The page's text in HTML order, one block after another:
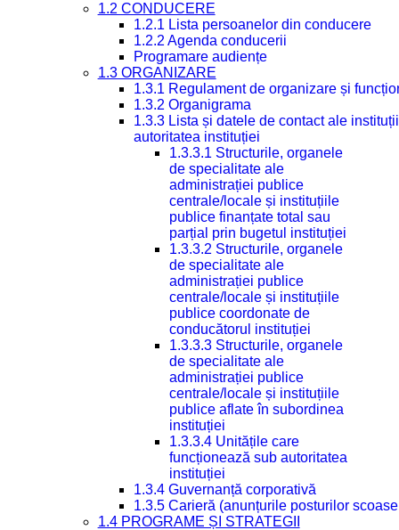
1.2 CONDUCERE
1.2.1 Lista persoanelor din conducere
1.2.2 Agenda conducerii
Programare audiențe
1.3 ORGANIZARE
1.3.1 Regulament de organizare și
1.3.2 Organigrama
1.3.3 Lista și datele de contact ale
autoritatea instituției
1.3.3.1 Structurile, organele
de specialitate ale
administrației publice
centrale/locale și instituțiile
publice finanțate total sau
parțial prin bugetul instituției
1.3.3.2 Structurile, organele
de specialitate ale
administrației publice
centrale/locale și instituțiile
publice coordonate de
conducătorul instituției
1.3.3.3 Structurile, organele
de specialitate ale
administrației publice
centrale/locale și instituțiile
publice aflate în subordinea
instituției
1.3.3.4 Unitățile care
funcționează sub autoritatea
instituției
1.3.4 Guvernanță corporativă
1.3.5 Carieră (anunțurile posturilor
1.4 PROGRAME ȘI STRATEGII